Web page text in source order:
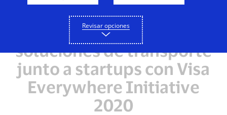
de PYMES de América
Latina y el Caribe y
soluciones de transporte
junto a startups con Visa
Everywhere Initiative
2020
Revisar opciones